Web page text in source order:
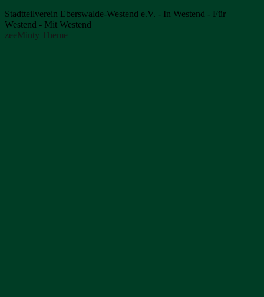
Stadtteilverein Eberswalde-Westend e.V. - In Westend - Für
Westend - Mit Westend
zeeMinty Theme